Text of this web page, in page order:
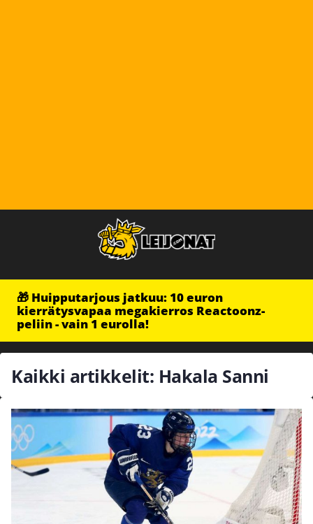
🎁 Huipputarjous jatkuu: 10 euron
kierrätysvapaa megakierros Reactoonz-
peliin - vain 1 eurolla!
Kaikki artikkelit: Hakala Sanni